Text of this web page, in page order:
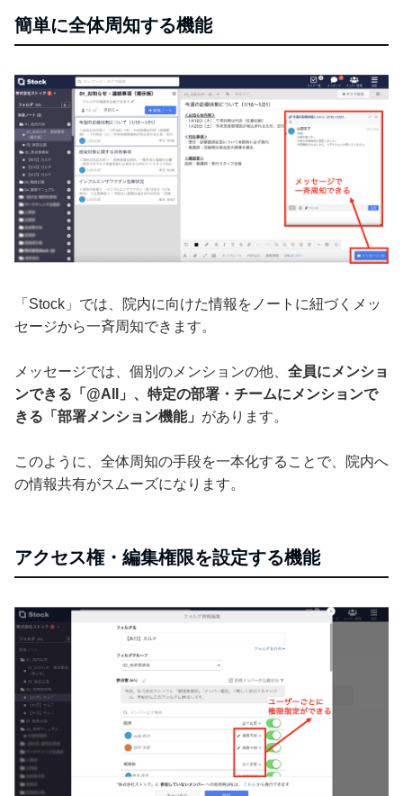
簡単に全体周知する機能
「Stock」では、院内に向けた情報をノートに紐づくメッ
セージから一斉周知できます。
メッセージでは、個別のメンションの他、 全員にメンショ
ンできる「@All」、特定の部署・チームにメンションで
きる「部署メンション機能」 があります。
このように、全体周知の手段を一本化することで、院内へ
の情報共有がスムーズになります。
アクセス権・編集権限を設定する機能